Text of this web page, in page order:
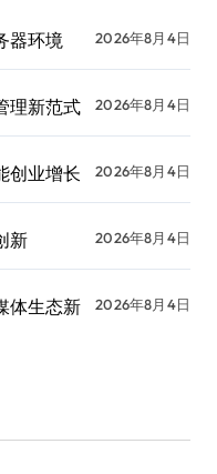
器环境 2026年8月4日
理新范式 2026年8月4日
创业增长 2026年8月4日
新 2026年8月4日
体生态新
2026年8月4日